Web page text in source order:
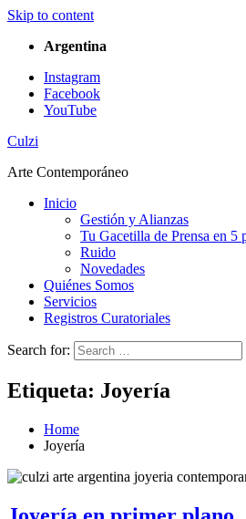
Skip to content
Argentina
Instagram
Facebook
YouTube
Culzi
Arte Contemporáneo
Inicio
Gestión y Alianzas
Tu Gacetilla de Prensa en 5
Ruido
Novedades
Quiénes Somos
Servicios
Registros Curatoriales
Search for:
Etiqueta: Joyería
Home
Joyería